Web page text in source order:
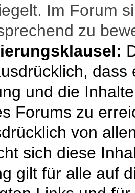
Im Forum
zu
und die
Forums zu
von
sich diese
gilt für alle auf